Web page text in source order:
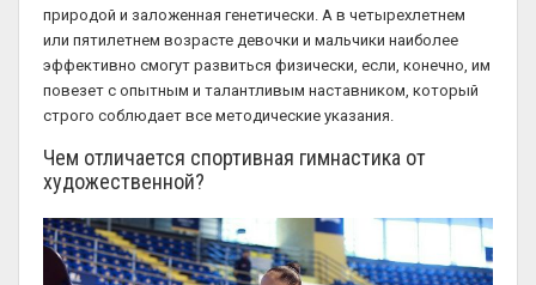
природой и заложенная генетически. А в четырехлетнем
или пятилетнем возрасте девочки и мальчики наиболее
эффективно смогут развиться физически, если, конечно, им
повезет с опытным и талантливым наставником, который
строго соблюдает все методические указания.
Чем отличается спортивная гимнастика от
художественной?